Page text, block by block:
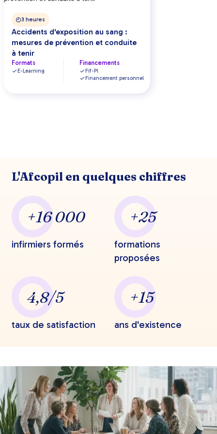
3 heures
Accidents d'exposition au sang :
mesures de prévention et conduite
à tenir
Formats
E-Learning
Financements
Fif-Pl
Financement personnel
L'Afcopil en quelques chiffres
+16 000
infirmiers formés
+25
formations
proposées
4,8/5
taux de satisfaction
+15
ans d'existence